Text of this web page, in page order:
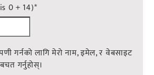
0 + 14)*
गर्नको लागि मेरो नाम, इमेल, र वेबसाइट
गर्नुहोस्।